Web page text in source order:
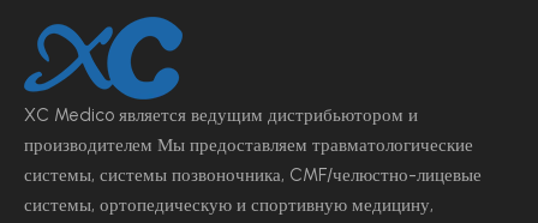
XC Medico является ведущим дистрибьютором и
производителем Мы предоставляем травматологические
системы, системы позвоночника, CMF/челюстно-лицевые
системы, ортопедическую и спортивную медицину,